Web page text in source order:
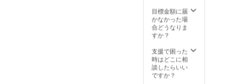
い。 ・
**現金
との交
ん。**
また、
おつり
は出ま
ご提供
・サム
ズアッ
代表か
らのお
礼の
メッ
（1回あ
たり最
大2時間
まで）
価格：1
回3,000
円 → 15
回で
目標金額に届
かなかった場
合どうなりま
すか？
支援で困った
時はどこに相
談したらいい
ですか？